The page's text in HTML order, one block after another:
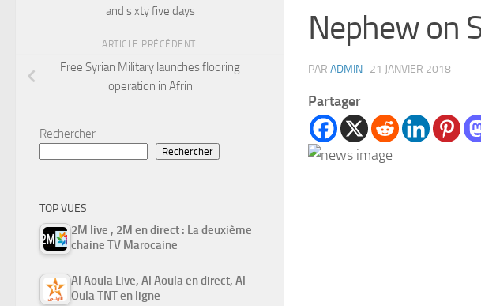
Nephew on
PAR ADMIN · 21 JANVIER 2018
Partager
and sixty five days
ARTICLE PRÉCÉDENT
Free Syrian Military launches flooring
operation in Afrin
Rechercher
Rechercher
TOP VUES
2M live , 2M en direct : La deuxième
chaine TV Marocaine
Al Aoula Live, Al Aoula en direct, Al
Oula TNT en ligne